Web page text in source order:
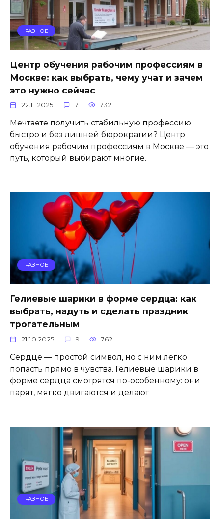
РАЗНОЕ
Центр обучения рабочим профессиям в
Москве: как выбрать, чему учат и зачем
это нужно сейчас
22.11.2025 7 732
Мечтаете получить стабильную профессию
быстро и без лишней бюрократии? Центр
обучения рабочим профессиям в Москве — это
путь, который выбирают многие.
РАЗНОЕ
Гелиевые шарики в форме сердца: как
выбрать, надуть и сделать праздник
трогательным
21.10.2025 9 762
Сердце — простой символ, но с ним легко
попасть прямо в чувства. Гелиевые шарики в
форме сердца смотрятся по-особенному: они
парят, мягко двигаются и делают
РАЗНОЕ